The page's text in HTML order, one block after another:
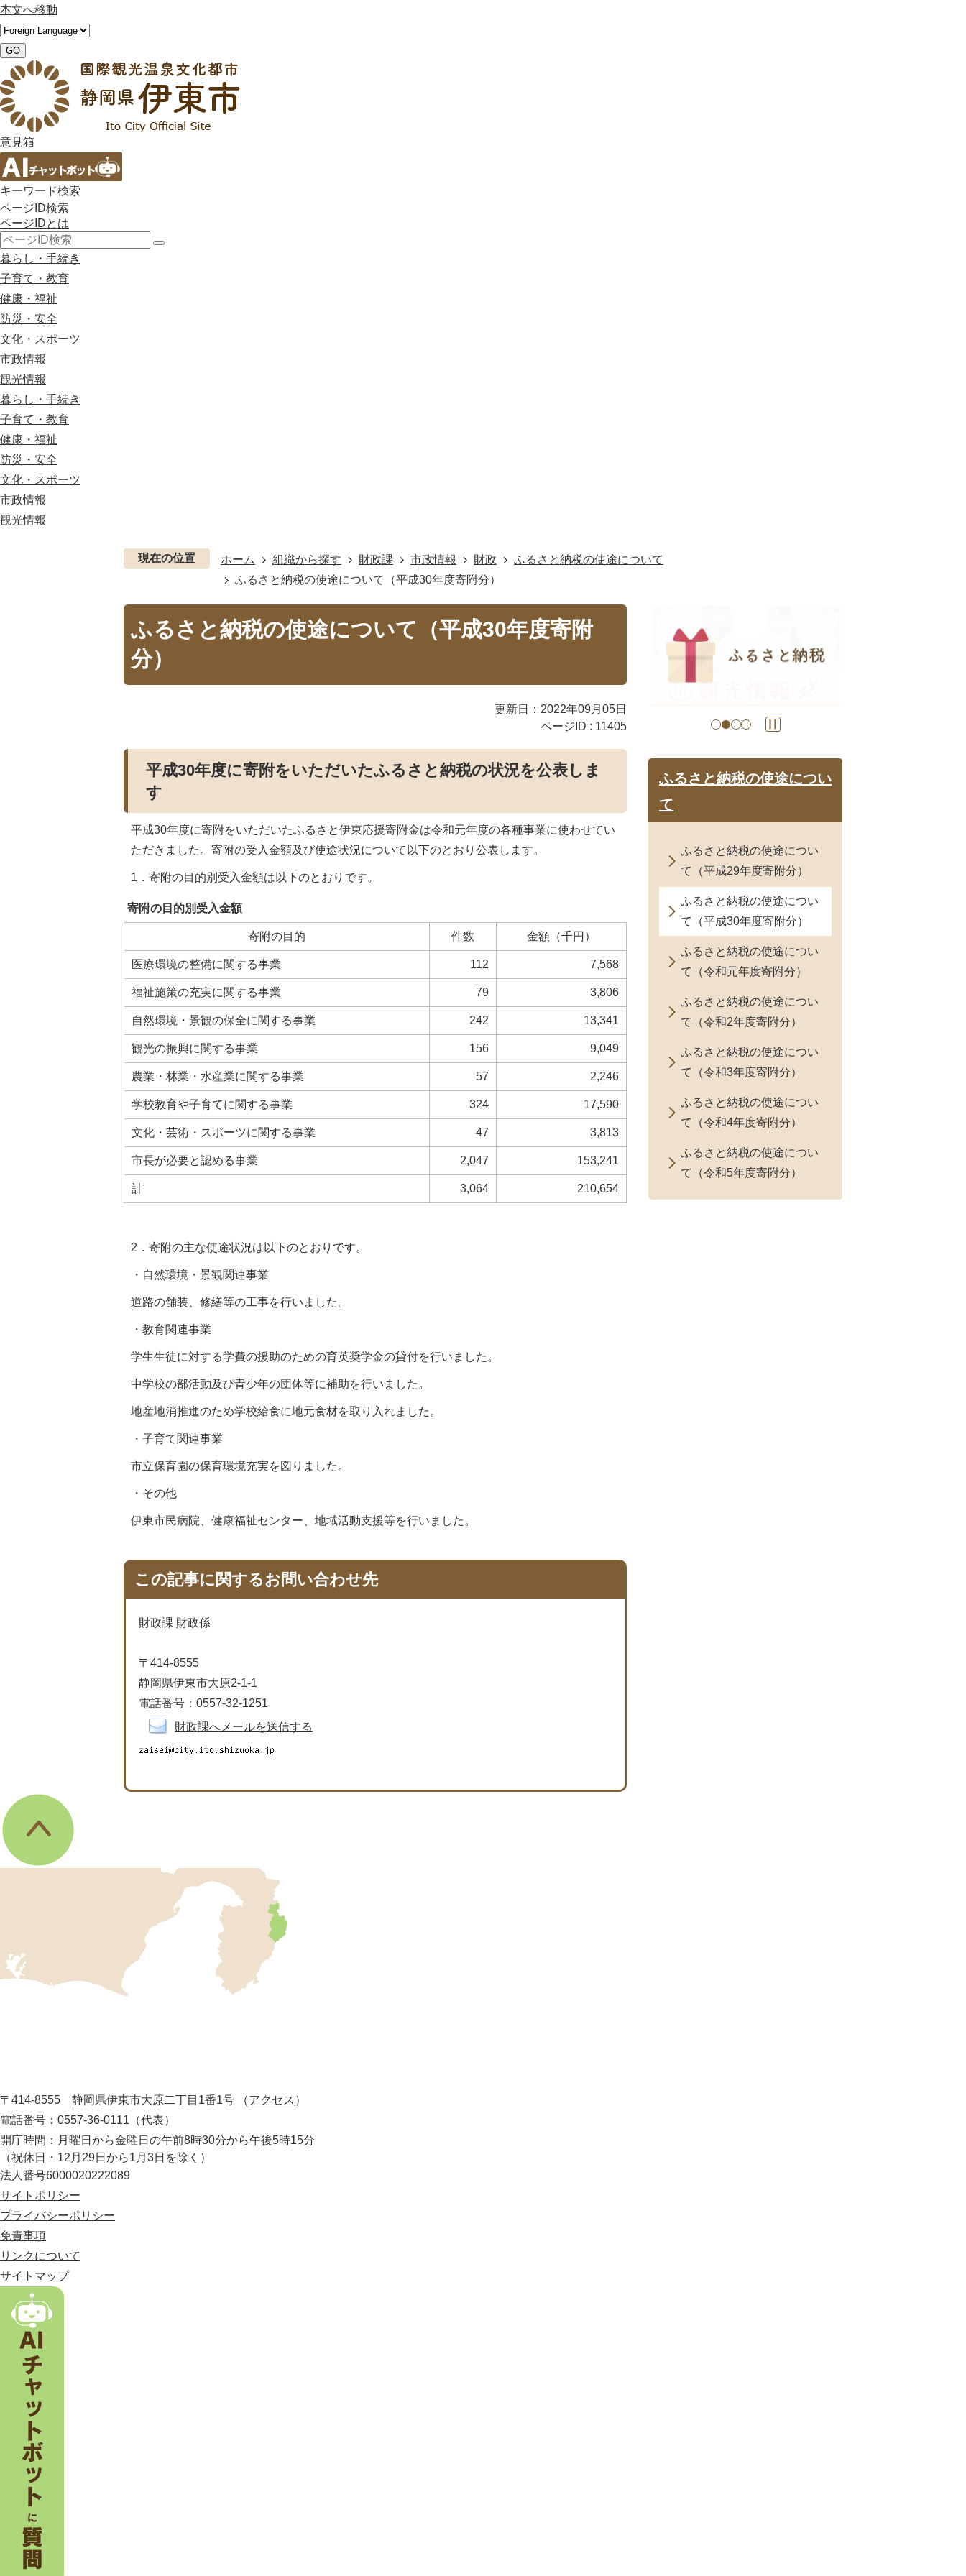
本文へ移動
GO
意見箱
キーワード検索
ページID検索
ページIDとは
暮らし・手続き
子育て・教育
健康・福祉
防災・安全
文化・スポーツ
市政情報
観光情報
暮らし・手続き
子育て・教育
健康・福祉
防災・安全
文化・スポーツ
市政情報
観光情報
現在の位置 ホーム 組織から探す 財政課 市政情報 財政
ふるさと納税の使途について
ふるさと納税の使途について（平成30年度寄附分）
ふるさと納税の使途について（平成30年度寄附
分）
更新日：2022年09月05日
ページID : 11405
平成30年度に寄附をいただいたふるさと納税の状況を公表しま
す
平成30年度に寄附をいただいたふるさと伊東応援寄附金は令和元年度の各種事業に使わせてい
ただきました。寄附の受入金額及び使途状況について以下のとおり公表します。
1．寄附の目的別受入金額は以下のとおりです。
寄附の目的別受入金額
寄附の目的 件数 金額（千円）
医療環境の整備に関する事業 112 7,568
福祉施策の充実に関する事業 79 3,806
自然環境・景観の保全に関する事業 242 13,341
観光の振興に関する事業 156 9,049
農業・林業・水産業に関する事業 57 2,246
学校教育や子育てに関する事業 324 17,590
文化・芸術・スポーツに関する事業 47 3,813
市長が必要と認める事業 2,047 153,241
計 3,064 210,654
2．寄附の主な使途状況は以下のとおりです。
・自然環境・景観関連事業
道路の舗装、修繕等の工事を行いました。
・教育関連事業
学生生徒に対する学費の援助のための育英奨学金の貸付を行いました。
中学校の部活動及び青少年の団体等に補助を行いました。
地産地消推進のため学校給食に地元食材を取り入れました。
・子育て関連事業
市立保育園の保育環境充実を図りました。
・その他
伊東市民病院、健康福祉センター、地域活動支援等を行いました。
この記事に関するお問い合わせ先
財政課 財政係
〒414-8555
静岡県伊東市大原2-1-1
電話番号：0557-32-1251
財政課へメールを送信する
ド
ふるさと納税の使途につい
て
ふるさと納税の使途につい
て（平成29年度寄附分）
ふるさと納税の使途につい
て（平成30年度寄附分）
ふるさと納税の使途につい
て（令和元年度寄附分）
ふるさと納税の使途につい
て（令和2年度寄附分）
ふるさと納税の使途につい
て（令和3年度寄附分）
ふるさと納税の使途につい
て（令和4年度寄附分）
ふるさと納税の使途につい
て（令和5年度寄附分）
を
記
県
の
東
部
に
位
置
す
る
市
所
〒414-8555 静岡県伊東市大原二丁目1番1号 （アクセス ）
電話番号：0557-36-0111（代表）
開庁時間：月曜日から金曜日の午前8時30分から午後5時15分
（祝休日・12月29日から1月3日を除く）
法人番号6000020222089
サイトポリシー
プライバシーポリシー
免責事項
リンクについて
サイトマップ